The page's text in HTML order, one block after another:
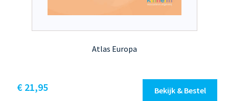
Atlas Europa
€21,95
Bekijk & Bestel